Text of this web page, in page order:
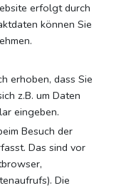
erfolgt durch
können Sie
erhoben, dass Sie
z.B. um Daten
eingeben.
Besuch der
Das sind vor
Die